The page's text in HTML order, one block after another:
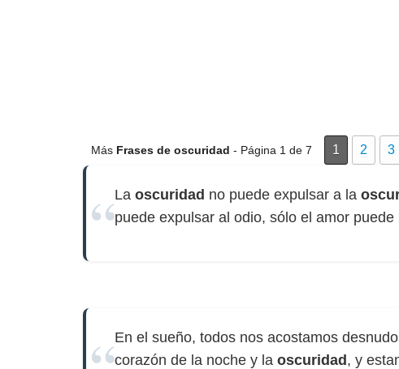
Más Frases de oscuridad - Página 1 de 7 1 2 3
La oscuridad no puede expulsar a la
puede expulsar al odio, sólo el amor puede
En el sueño, todos nos acostamos
corazón de la noche y la oscuridad , y